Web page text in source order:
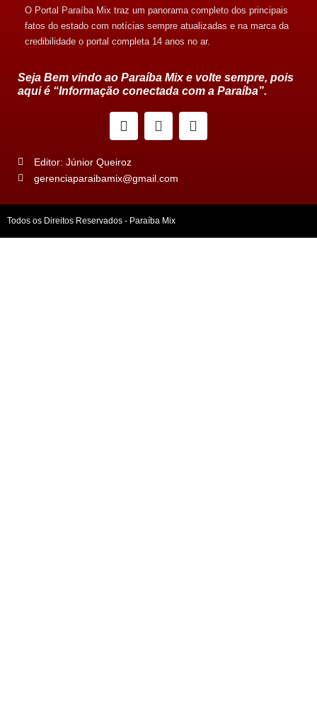
O Portal Paraíba Mix traz um panorama completo dos principais
fatos do estado com notícias sempre atualizadas e na marca da
credibilidade o portal completa 14 anos no ar.
Seja Bem vindo ao Paraíba Mix e volte sempre, pois
aqui é “Informação conectada com a Paraíba”.
Editor: Júnior Queiroz
gerenciaparaibamix@gmail.com
Todos os Direitos Reservados - Paraíba Mix